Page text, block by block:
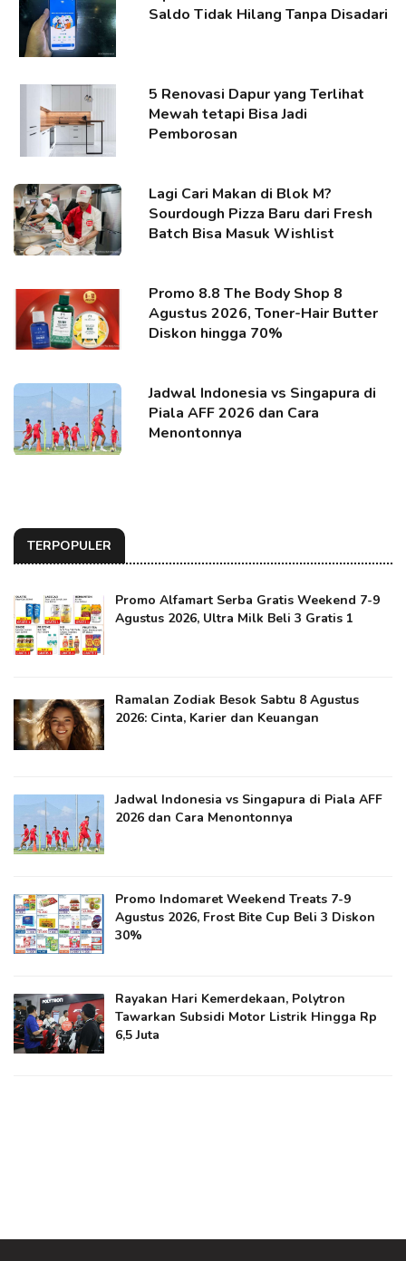
Saldo Tidak Hilang Tanpa Disadari
5 Renovasi Dapur yang Terlihat
Mewah tetapi Bisa Jadi
Pemborosan
Lagi Cari Makan di Blok M?
Sourdough Pizza Baru dari Fresh
Batch Bisa Masuk Wishlist
Promo 8.8 The Body Shop 8
Agustus 2026, Toner-Hair Butter
Diskon hingga 70%
Jadwal Indonesia vs Singapura di
Piala AFF 2026 dan Cara
Menontonnya
TERPOPULER
Promo Alfamart Serba Gratis Weekend 7-9
Agustus 2026, Ultra Milk Beli 3 Gratis 1
Ramalan Zodiak Besok Sabtu 8 Agustus
2026: Cinta, Karier dan Keuangan
Jadwal Indonesia vs Singapura di Piala AFF
2026 dan Cara Menontonnya
Promo Indomaret Weekend Treats 7-9
Agustus 2026, Frost Bite Cup Beli 3 Diskon
30%
Rayakan Hari Kemerdekaan, Polytron
Tawarkan Subsidi Motor Listrik Hingga Rp
6,5 Juta